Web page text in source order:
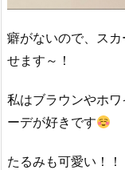
癖がないので、ス
せます～！
私はブラウンやホ
ーデが好きです
たるみも可愛い！！